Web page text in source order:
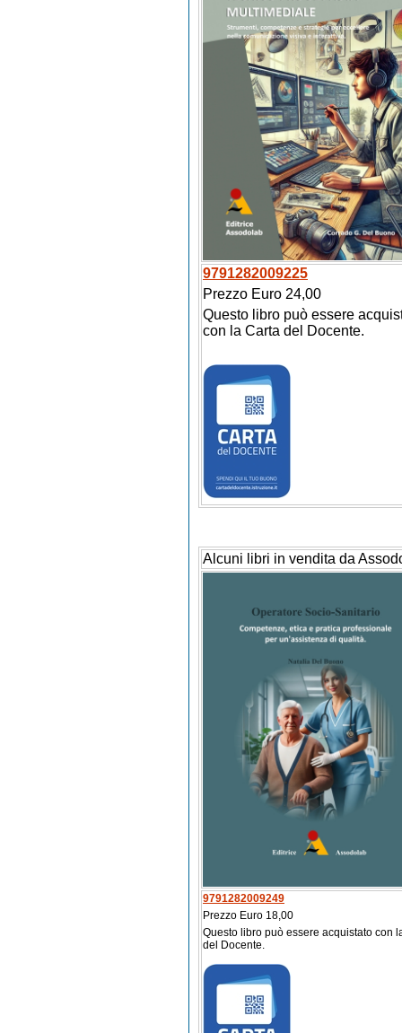
9791282009225
Prezzo Euro 24,00
Questo libro può essere
con la Carta del Docente.
Alcuni libri in vendita da
9791282009249
Prezzo Euro 18,00
Questo libro può essere acquistato con
del Docente.